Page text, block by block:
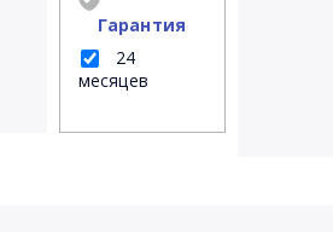
Гарантия
24
месяцев